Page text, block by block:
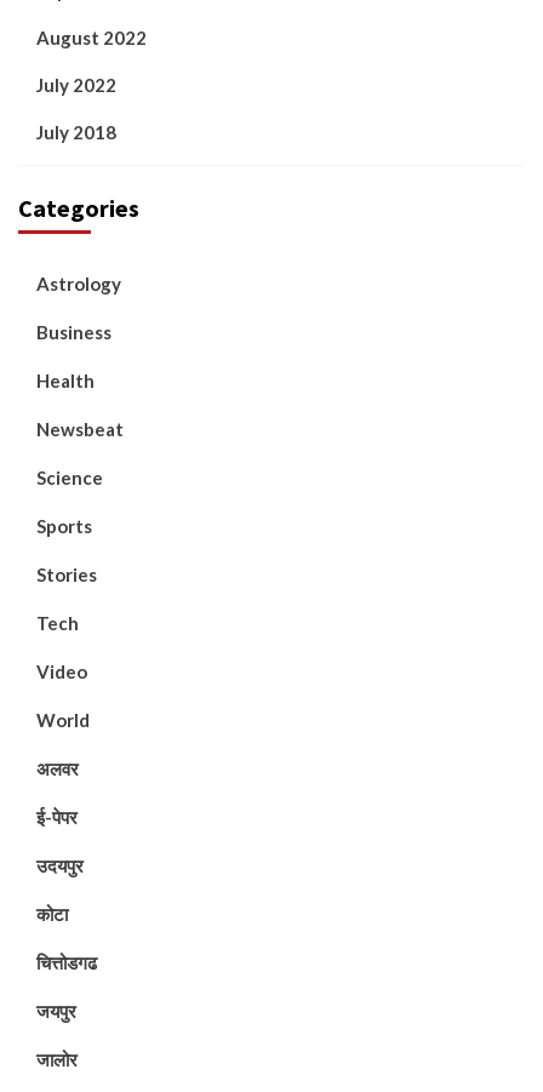
August 2022
July 2022
July 2018
Categories
Astrology
Business
Health
Newsbeat
Science
Sports
Stories
Tech
Video
World
अलवर
ई-पेपर
उदयपुर
कोटा
चित्तोडगढ
जयपुर
जालोर